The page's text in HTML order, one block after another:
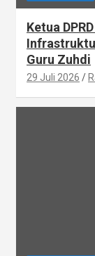
Ketua
Guru Zuhdi
29 Juli 2026